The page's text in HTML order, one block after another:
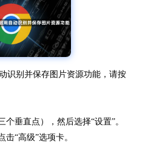
识别并保存图片资源功能，请按
垂直点），然后选择“设置”。
“高级”选项卡。